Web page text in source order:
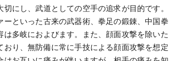
にし、武道としての空手の追求が目的です。
といった古来の武器術、拳足の鍛錬、中国拳
多岐におよびます。また、顔面攻撃を除いた
り、無防備に常に手技による顔面攻撃を想定